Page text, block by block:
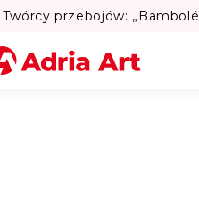
Lato w Warszawie?